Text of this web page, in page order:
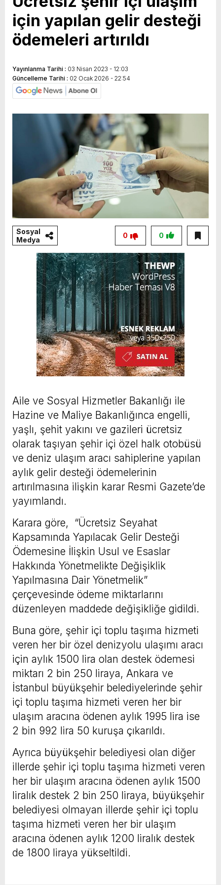
için yapılan gelir desteği
ödemeleri artırıldı
Yayınlanma Tarihi : 03 Nisan 2023 - 12:03
Güncelleme Tarihi : 02 Ocak 2026 - 22:54
Sosyal
Medya
0
0
Aile ve Sosyal Hizmetler Bakanlığı ile
Hazine ve Maliye Bakanlığınca engelli,
yaşlı, şehit yakını ve gazileri ücretsiz
olarak taşıyan şehir içi özel halk otobüsü
ve deniz ulaşım aracı sahiplerine yapılan
aylık gelir desteği ödemelerinin
artırılmasına ilişkin karar Resmi Gazete’de
yayımlandı.
Karara göre, “Ücretsiz Seyahat
Kapsamında Yapılacak Gelir Desteği
Ödemesine İlişkin Usul ve Esaslar
Hakkında Yönetmelikte Değişiklik
Yapılmasına Dair Yönetmelik”
çerçevesinde ödeme miktarlarını
düzenleyen maddede değişikliğe gidildi.
Buna göre, şehir içi toplu taşıma hizmeti
veren her bir özel denizyolu ulaşımı aracı
için aylık 1500 lira olan destek ödemesi
miktarı 2 bin 250 liraya, Ankara ve
İstanbul büyükşehir belediyelerinde şehir
içi toplu taşıma hizmeti veren her bir
ulaşım aracına ödenen aylık 1995 lira ise
2 bin 992 lira 50 kuruşa çıkarıldı.
Ayrıca büyükşehir belediyesi olan diğer
illerde şehir içi toplu taşıma hizmeti veren
her bir ulaşım aracına ödenen aylık 1500
liralık destek 2 bin 250 liraya, büyükşehir
belediyesi olmayan illerde şehir içi toplu
taşıma hizmeti veren her bir ulaşım
aracına ödenen aylık 1200 liralık destek
de 1800 liraya yükseltildi.